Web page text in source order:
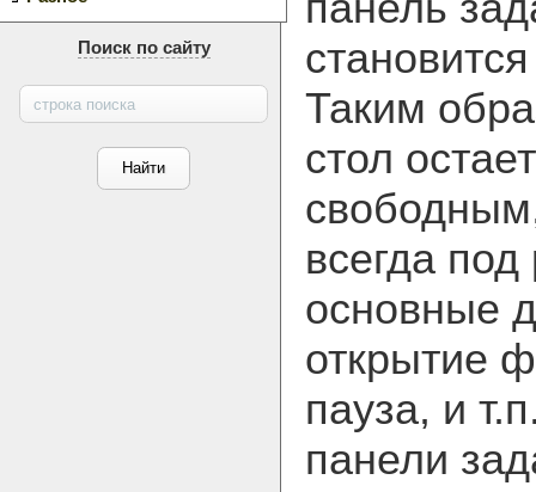
Поиск по сайту
Таким
стол
всегда
основные
открытие
пауза, и
панели